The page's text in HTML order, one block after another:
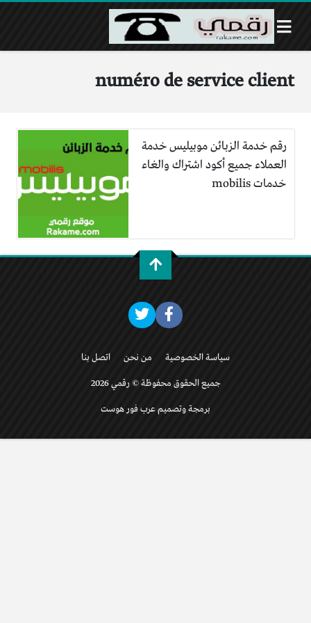
numéro de service client
رقم خدمة الزبائن موبيليس خدمة
العملاء جميع أكود اشتراك والغاء
خدمات mobilis
سياسة الخصوصية من نحن اتصل بنا
جميع الحقوق محفوظة © رقمي 2026
برمجة وتصميم عرب فور هوست